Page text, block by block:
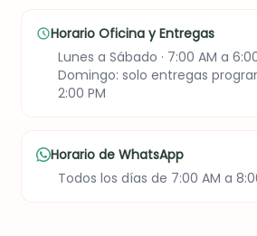
Horario Oficina y Entregas
Lunes a Sábado · 7:00 AM a
Domingo: solo entregas
2:00 PM
Horario de WhatsApp
Todos los días de 7:00 AM a